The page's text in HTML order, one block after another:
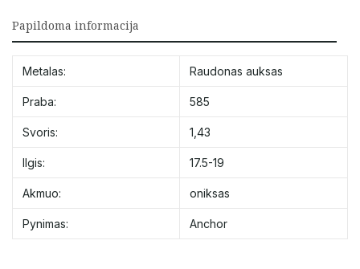
Papildoma informacija
Metalas: Raudonas auksas
Praba: 585
Svoris: 1,43
Ilgis: 17.5-19
Akmuo: oniksas
Pynimas: Anchor